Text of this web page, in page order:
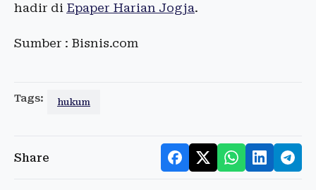
hadir di Epaper Harian Jogja.
Sumber : Bisnis.com
Tags: hukum
Share